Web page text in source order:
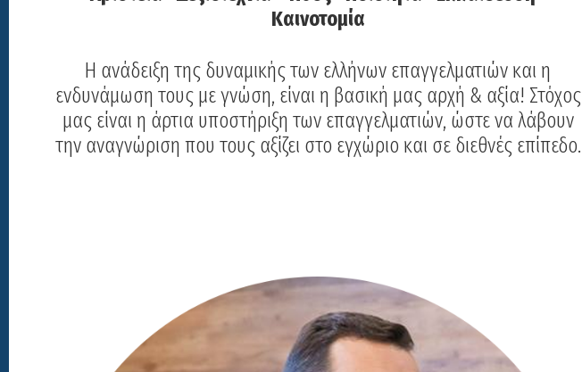
Καινοτομία
Η ανάδειξη της δυναμικής των ελλήνων επαγγελματιών και η
ενδυνάμωση τους με γνώση, είναι η βασική μας αρχή & αξία! Στόχος
μας είναι η άρτια υποστήριξη των επαγγελματιών, ώστε να λάβουν
την αναγνώριση που τους αξίζει στο εγχώριο και σε διεθνές επίπεδο.